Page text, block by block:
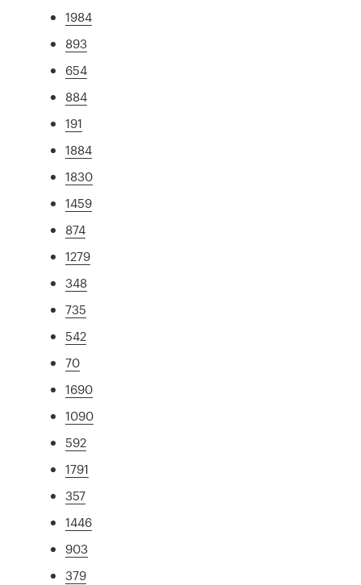
1984
893
654
884
191
1884
1830
1459
874
1279
348
735
542
70
1690
1090
592
1791
357
1446
903
379